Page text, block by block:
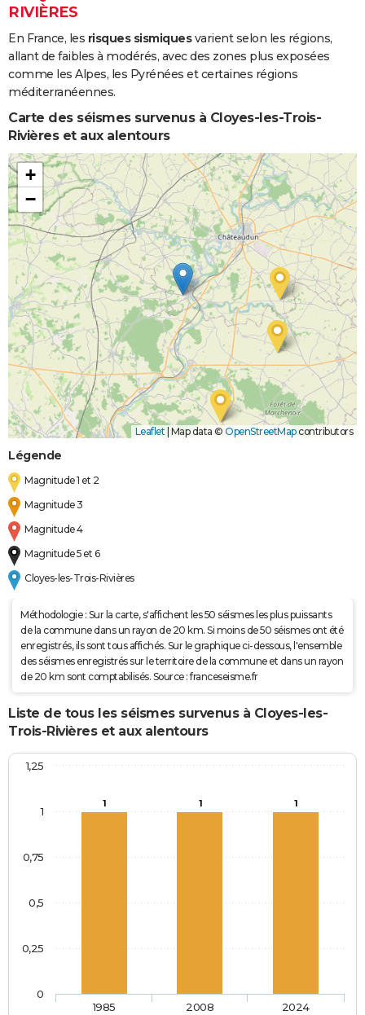
RIVIÈRES
En France, les risques sismiquesvarient selon les régions,
allant de faibles à modérés, avec des zones plus exposées
comme les Alpes, les Pyrénées et certaines régions
méditerranéennes.
Carte des séismes survenus à Cloyes-les-Trois-
Rivières et aux alentours
+
−
Leaflet Map data © OpenStreetMapcontributors
Légende
Magnitude 1 et 2
Magnitude 3
Magnitude 4
Magnitude 5 et 6
Cloyes-les-Trois-Rivières
Méthodologie : Sur la carte, s'affichent les 50 séismes les plus puissants
de la commune dans un rayon de 20 km. Si moins de 50 séismes ont été
enregistrés, ils sont tous affichés. Sur le graphique ci-dessous, l'ensemble
des séismes enregistrés sur le territoire de la commune et dans un rayon
de 20 km sont comptabilisés. Source : franceseisme.fr
Liste de tous les séismes survenus à Cloyes-les-
Trois-Rivières et aux alentours
1 1 1
1985 2008 2024
0
0,25
0,5
0,75
1
1,25